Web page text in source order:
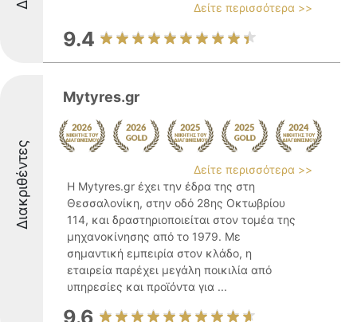
Δείτε περισσότερα >>
9.4
Διακριθέντες
Mytyres.gr
Δείτε περισσότερα >>
Η Mytyres.gr έχει την έδρα της στη
Θεσσαλονίκη, στην οδό 28ης Οκτωβρίου
114, και δραστηριοποιείται στον τομέα της
μηχανοκίνησης από το 1979. Με
σημαντική εμπειρία στον κλάδο, η
εταιρεία παρέχει μεγάλη ποικιλία από
υπηρεσίες και προϊόντα για ...
9.6